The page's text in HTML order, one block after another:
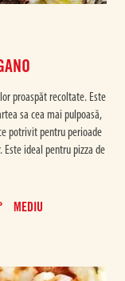
proaspăt recoltate. Este
sa cea mai pulpoasă,
potrivit pentru perioade
ideal pentru pizza de
MEDIU